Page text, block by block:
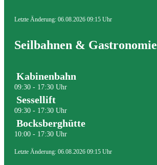
Letzte Änderung: 06.08.2026 09:15 Uhr
Seilbahnen & Gastronomie
Kabinenbahn
09:30 - 17:30 Uhr
Sessellift
09:30 - 17:30 Uhr
Bocksberghütte
10:00 - 17:30 Uhr
Letzte Änderung: 06.08.2026 09:15 Uhr